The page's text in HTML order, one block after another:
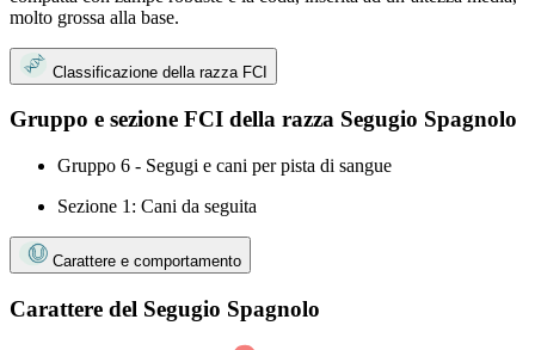
molto grossa alla base.
Classificazione della razza FCI
Gruppo e sezione FCI della razza Segugio Spagnolo
Gruppo 6 - Segugi e cani per pista di sangue
Sezione 1: Cani da seguita
Carattere e comportamento
Carattere del Segugio Spagnolo